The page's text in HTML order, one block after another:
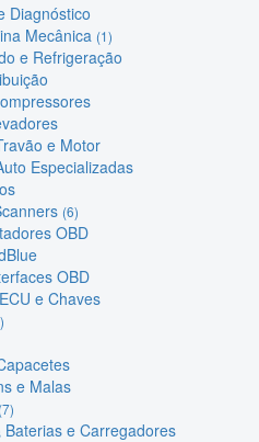
Diagnóstico
Mecânica (1)
e Refrigeração
e Motor
Especializadas
(6)
OBD
OBD
e Chaves
e Malas
(7)
Baterias e Carregadores